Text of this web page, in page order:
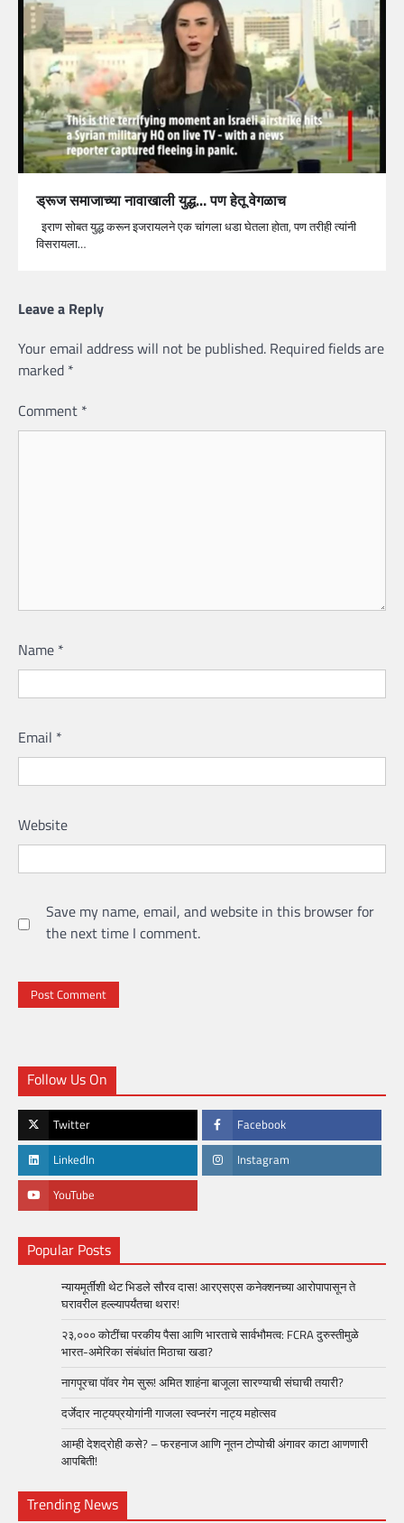
ड्रूज समाजाच्या नावाखाली युद्ध… पण हेतू वेगळाच
इराण सोबत युद्ध करून इजरायलने एक चांगला धडा घेतला होता, पण तरीही त्यांनी
विसरायला…
Leave a Reply
Your email address will not be published. Required fields are
marked *
Comment *
Name *
Email *
Website
Save my name, email, and website in this browser for
the next time I comment.
Follow Us On
Twitter Facebook
LinkedIn Instagram
YouTube
Popular Posts
न्यायमूर्तींशी थेट भिडले सौरव दास! आरएसएस कनेक्शनच्या आरोपापासून ते
घरावरील हल्ल्यापर्यंतचा थरार!
२३,००० कोटींचा परकीय पैसा आणि भारताचे सार्वभौमत्व: FCRA दुरुस्तीमुळे
भारत-अमेरिका संबंधांत मिठाचा खडा?
नागपूरचा पॉवर गेम सुरू! अमित शाहंना बाजूला सारण्याची संघाची तयारी?
दर्जेदार नाट्यप्रयोगांनी गाजला स्वप्नरंग नाट्य महोत्सव
आम्ही देशद्रोही कसे? – फरहनाज आणि नूतन टोप्पोची अंगावर काटा आणणारी
आपबिती!
Trending News